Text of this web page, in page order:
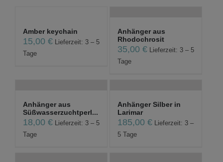
Amber keychain
15,00 €
Lieferzeit: 3 – 5
Tage
Anhänger aus
Rhodochrosit
35,00€
Lieferzeit: 3 – 5
Tage
Anhänger aus
Süßwasserzuchtperl...
18,00 €
Lieferzeit: 3 – 5
Tage
Anhänger Silber in
Larimar
185,00€
Lieferzeit: 3 –
5 Tage